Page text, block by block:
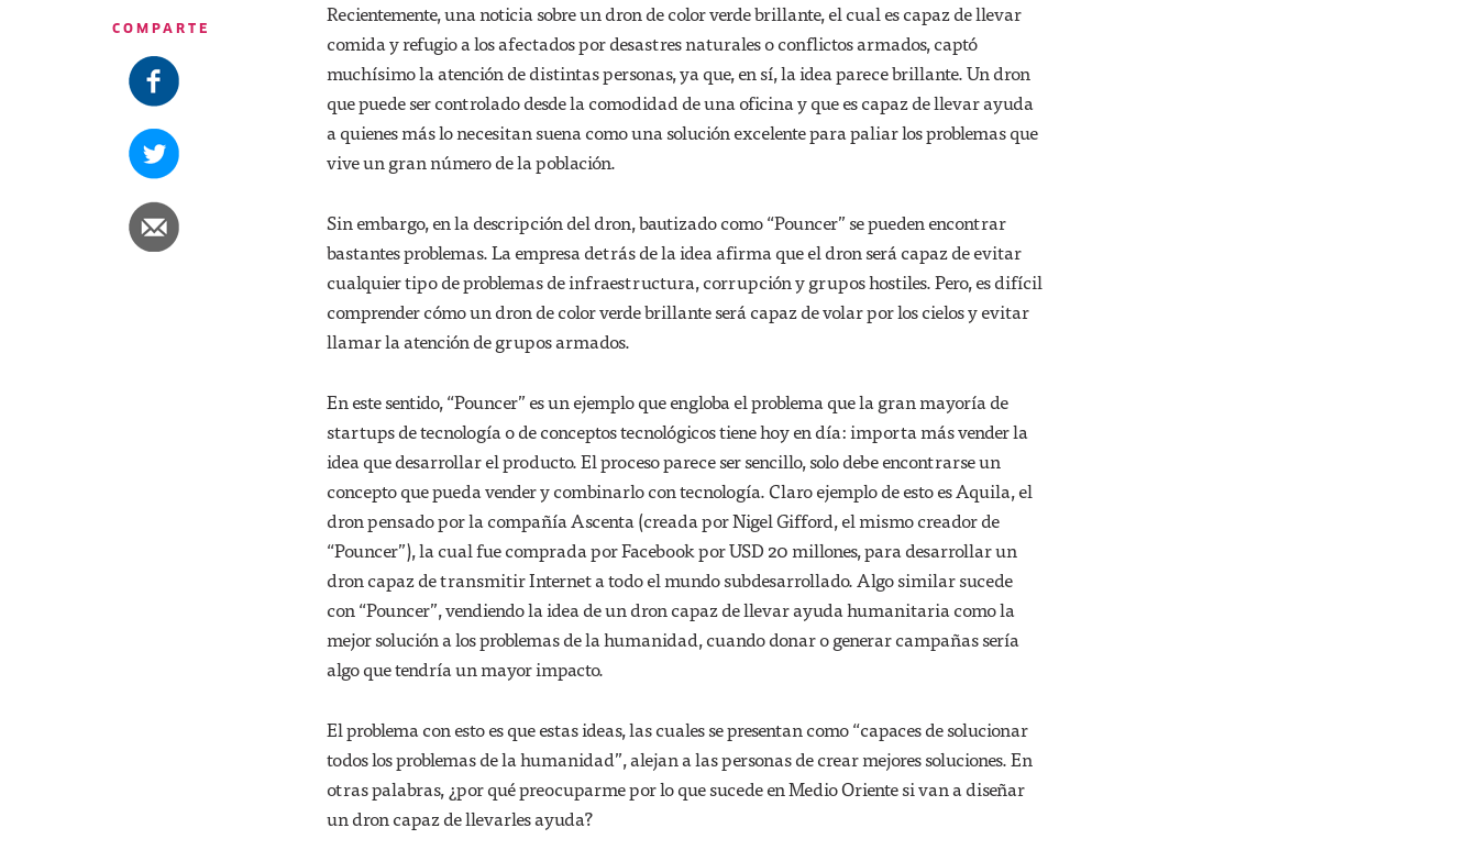
COMPARTE
Recientemente, una noticia sobre un dron de color verde brillante, el cual es capaz de llevar
comida y refugio a los afectados por desastres naturales o conflictos armados, captó
muchísimo la atención de distintas personas, ya que, en sí, la idea parece brillante. Un dron
que puede ser controlado desde la comodidad de una oficina y que es capaz de llevar ayuda
a quienes más lo necesitan suena como una solución excelente para paliar los problemas que
vive un gran número de la población.
Sin embargo, en la descripción del dron, bautizado como “Pouncer” se pueden encontrar
bastantes problemas. La empresa detrás de la idea afirma que el dron será capaz de evitar
cualquier tipo de problemas de infraestructura, corrupción y grupos hostiles. Pero, es difícil
comprender cómo un dron de color verde brillante será capaz de volar por los cielos y evitar
llamar la atención de grupos armados.
En este sentido, “Pouncer” es un ejemplo que engloba el problema que la gran mayoría de
startups de tecnología o de conceptos tecnológicos tiene hoy en día: importa más vender la
idea que desarrollar el producto. El proceso parece ser sencillo, solo debe encontrarse un
concepto que pueda vender y combinarlo con tecnología. Claro ejemplo de esto es Aquila, el
dron pensado por la compañía Ascenta (creada por Nigel Gifford, el mismo creador de
“Pouncer”), la cual fue comprada por Facebook por USD 20 millones, para desarrollar un
dron capaz de transmitir Internet a todo el mundo subdesarrollado. Algo similar sucede
con “Pouncer”, vendiendo la idea de un dron capaz de llevar ayuda humanitaria como la
mejor solución a los problemas de la humanidad, cuando donar o generar campañas sería
algo que tendría un mayor impacto.
El problema con esto es que estas ideas, las cuales se presentan como “capaces de solucionar
todos los problemas de la humanidad”, alejan a las personas de crear mejores soluciones. En
otras palabras, ¿por qué preocuparme por lo que sucede en Medio Oriente si van a diseñar
un dron capaz de llevarles ayuda?